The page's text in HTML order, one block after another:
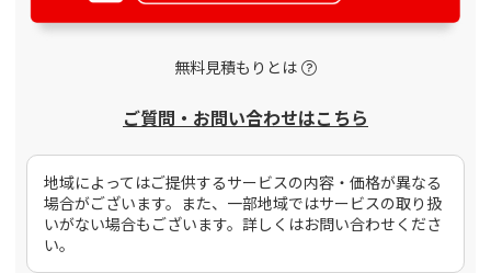
無料見積もりとは
ご質問・お問い合わせはこちら
地域によってはご提供するサービスの内容・価格が異なる
場合がございます。また、一部地域ではサービスの取り扱
いがない場合もございます。詳しくはお問い合わせくださ
い。